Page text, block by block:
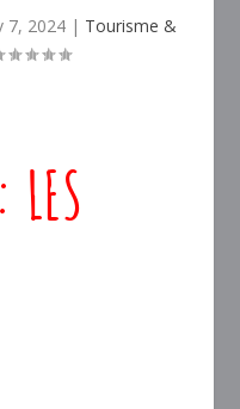
7, 2024 | Tourisme &